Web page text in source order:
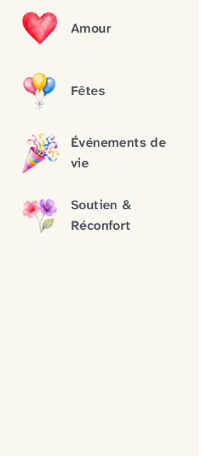
Amour
Fêtes
Événements de
vie
Soutien &
Réconfort